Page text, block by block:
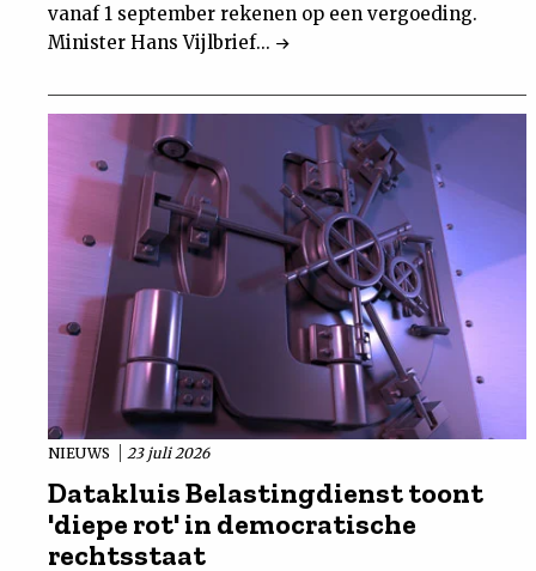
vanaf 1 september rekenen op een vergoeding.
Minister Hans Vijlbrief...
NIEUWS 23 juli 2026
Datakluis Belastingdienst toont
'diepe rot' in democratische
rechtsstaat